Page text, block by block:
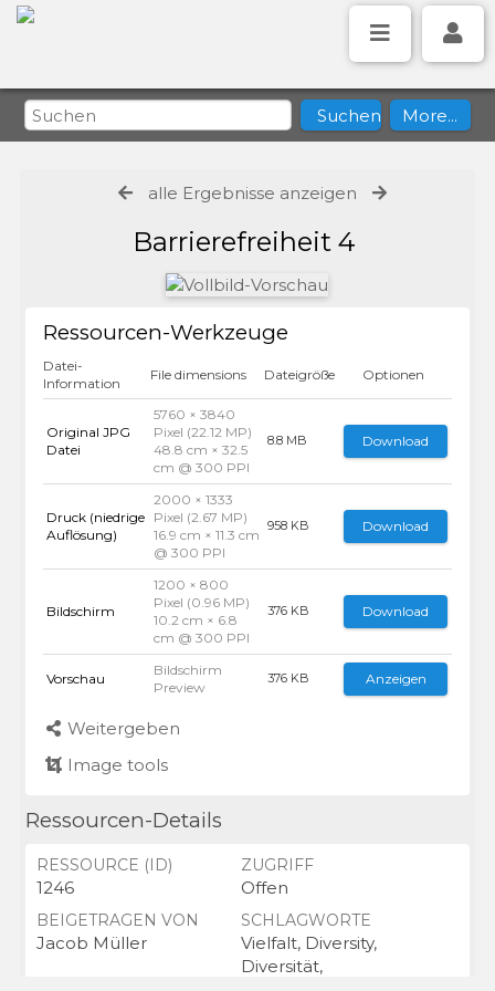
alle Ergebnisse anzeigen
Barrierefreiheit 4
Ressourcen-Werkzeuge
Datei-
Information
File dimensions Dateigröße Optionen
Original JPG
Datei
5760 × 3840
Pixel (22.12 MP)
48.8 cm × 32.5
cm @ 300 PPI
8.8 MB Download
Druck (niedrige
Auflösung)
2000 × 1333
Pixel (2.67 MP)
16.9 cm × 11.3 cm
@ 300 PPI
958 KB Download
Bildschirm
1200 × 800
Pixel (0.96 MP)
10.2 cm × 6.8
cm @ 300 PPI
376 KB Download
Vorschau
Bildschirm
Preview
376 KB Anzeigen
Weitergeben
Image tools
Ressourcen-Details
RESSOURCE (ID)
1246
ZUGRIFF
Offen
BEIGETRAGEN VON
Jacob Müller
SCHLAGWORTE
Vielfalt, Diversity,
Diversität,